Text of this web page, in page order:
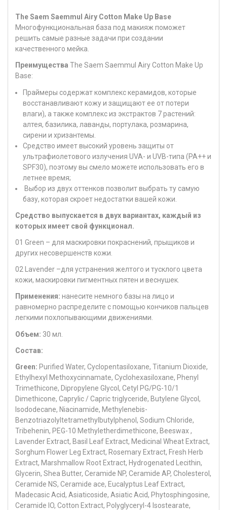
The Saem Saemmul Airy Cotton Make Up Base
Многофункциональная база под макияж поможет
решить самые разные задачи при создании
качественного мейка.
Преимущества The Saem Saemmul Airy Cotton Make Up
Base:
Праймеры содержат комплекс керамидов, которые
восстанавливают кожу и защищают ее от потери
влаги), а также комплекс из экстрактов 7 растений:
алтея, базилика, лаванды, портулака, розмарина,
сирени и хризантемы.
Средство имеет высокий уровень защиты от
ультрафиолетового излучения UVA- и UVB-типа (РА++ и
SPF30), поэтому вы смело можете использовать его в
летнее время;
Выбор из двух оттенков позволит выбрать ту самую
базу, которая скроет недостатки вашей кожи.
Средство выпускается в двух вариантах, каждый из
которых имеет свой функционал.
01 Green – для маскировки покраснений, прыщиков и
других несовершенств кожи.
02 Lavender –для устранения желтого и тусклого цвета
кожи, маскировки пигментных пятен и веснушек.
Применения: нанесите немного базы на лицо и
равномерно распределите с помощью кончиков пальцев
легкими похлопывающими движениями.
Объем: 30 мл.
Состав:
Green: Purified Water, Cyclopentasiloxane, Titanium Dioxide,
Ethylhexyl Methoxycinnamate, Cyclohexasiloxane, Phenyl
Trimethicone, Dipropylene Glycol, Cetyl PG/PG-10/1
Dimethicone, Caprylic / Capric triglyceride, Butylene Glycol,
Isododecane, Niacinamide, Methylenebis-
Benzotriazolyltetramethylbutylphenol, Sodium Chloride,
Tribehenin, PEG-10 Methyletherdimethicone, Beeswax ,
Lavender Extract, Basil Leaf Extract, Medicinal Wheat Extract,
Sorghum Flower Leg Extract, Rosemary Extract, Fresh Herb
Extract, Marshmallow Root Extract, Hydrogenated Lecithin,
Glycerin, Shea Butter, Ceramide NP, Ceramide AP, Cholesterol,
Ceramide NS, Ceramide ace, Eucalyptus Leaf Extract,
Madecasic Acid, Asiaticoside, Asiatic Acid, Phytosphingosine,
Ceramide IO, Cotton Extract, Polyglyceryl-4 Isostearate,